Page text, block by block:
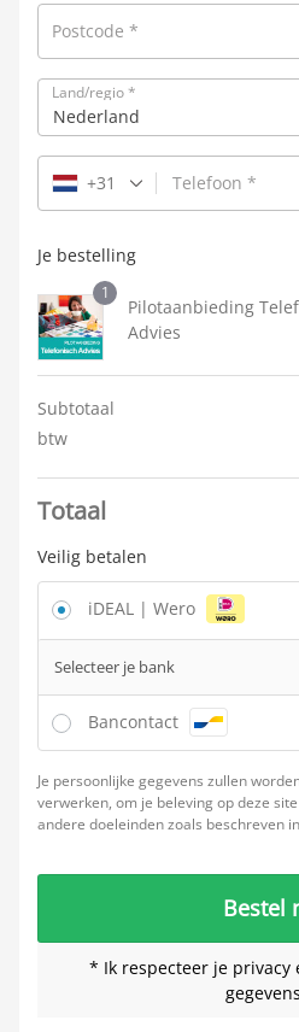
Postcode *
Land/regio*
Nederland
Telefoon *
+31
Je bestelling
1
Pilotaanbieding
Advies
Subtotaal
btw
Totaal
Veilig betalen
iDEAL | Wero
Selecteer je bank
Bancontact
Je persoonlijke gegevens zullen
verwerken, om je beleving op deze
andere doeleinden zoals beschreven
Bestel
* Ik respecteer je privacy